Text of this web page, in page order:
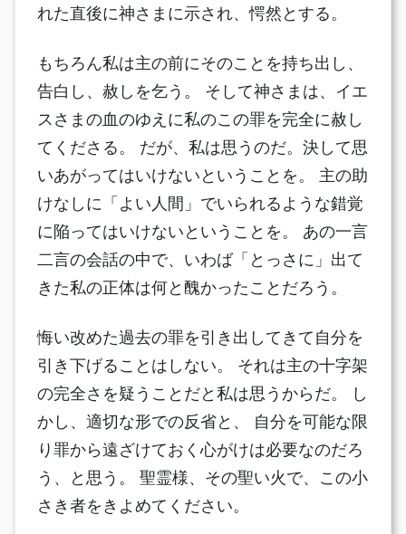
れた直後に神さまに示され、愕然とする。
もちろん私は主の前にそのことを持ち出し、
告白し、赦しを乞う。 そして神さまは、イエ
スさまの血のゆえに私のこの罪を完全に赦し
てくださる。 だが、私は思うのだ。決して思
いあがってはいけないということを。 主の助
けなしに「よい人間」でいられるような錯覚
に陥ってはいけないということを。 あの一言
二言の会話の中で、いわば「とっさに」出て
きた私の正体は何と醜かったことだろう。
悔い改めた過去の罪を引き出してきて自分を
引き下げることはしない。 それは主の十字架
の完全さを疑うことだと私は思うからだ。 し
かし、適切な形での反省と、 自分を可能な限
り罪から遠ざけておく心がけは必要なのだろ
う、と思う。 聖霊様、その聖い火で、この小
さき者をきよめてください。